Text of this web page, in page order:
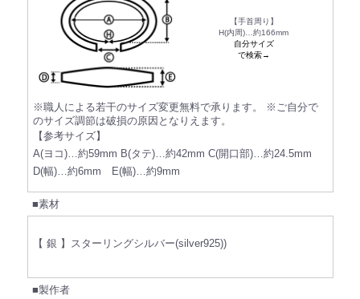
【手首周り】
H(内周)…約166mm
自分サイズ
で検索→
※職人による若干のサイズ変更無料で承ります。
※ご自分で
のサイズ調節は破損の原因となりえます。
【参考サイズ】
A(ヨコ)…約59mm B(タテ)…約42mm C(開口部)…約24.5mm
D(幅)…約6mm E(幅)…約9mm
■素材
【 銀 】スターリングシルバー(silver925))
■製作者